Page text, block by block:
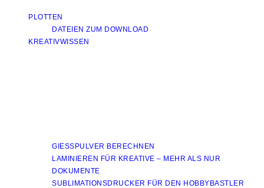
PLOTTEN
DATEIEN ZUM DOWNLOAD
KREATIVWISSEN
GIESSPULVER BERECHNEN
LAMINIEREN FÜR KREATIVE – MEHR ALS NUR
DOKUMENTE
SUBLIMATIONSDRUCKER FÜR DEN HOBBYBASTLER